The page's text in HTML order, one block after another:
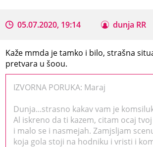
05.07.2020, 19:14 dunja RR
Kaže mmda je tamko i bilo, strašna
pretvara u šoou.
IZVORNA PORUKA: Maraj
Dunja...strasno kakav vam je
Al iskreno da ti kazem, citam ocaj
i malo se i nasmejah. Zamjsljam
koja gola stoji na hodniku i vristi i